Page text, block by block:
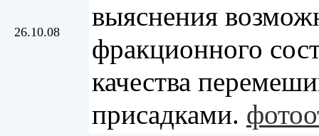
26.10.08
выяснения
фракционного
качества
присадками.